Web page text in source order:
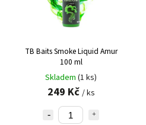
TB Baits Smoke Liquid Amur
100 ml
Skladem (1 ks)
249 Kč / ks